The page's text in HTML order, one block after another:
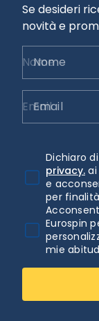
Se desideri
novità e
Nome
Email
Dichiaro
privacy. ai
e
per
Eurospin
mie